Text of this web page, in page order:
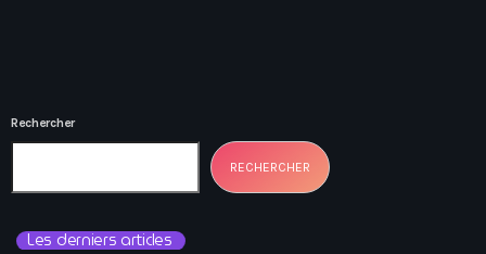
Rechercher
RECHERCHER
Les derniers articles